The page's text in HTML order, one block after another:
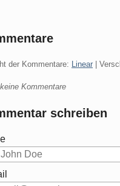
der Kommentare: Linear |
Kommentare
schreiben